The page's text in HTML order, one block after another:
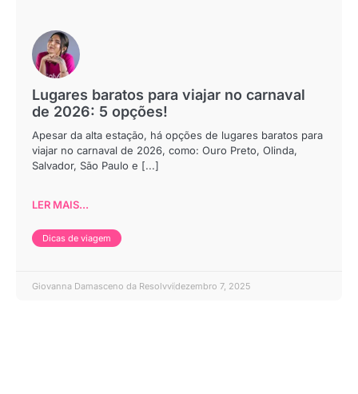
Lugares baratos para viajar no carnaval
de 2026: 5 opções!
Apesar da alta estação, há opções de lugares baratos para
viajar no carnaval de 2026, como: Ouro Preto, Olinda,
Salvador, São Paulo e [...]
LER MAIS...
Dicas de viagem
Giovanna Damasceno da Resolvvidezembro 7, 2025